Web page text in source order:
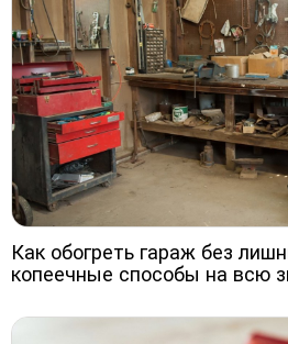
Как обогреть гараж без
копеечные способы на всю